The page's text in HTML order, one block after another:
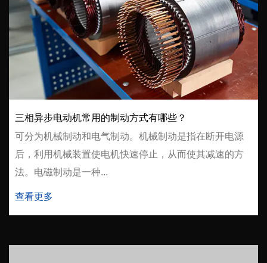
三相异步电动机常用的制动方式有哪些？
可分为机械制动和电气制动。机械制动是指在断开电源
后，利用机械装置使电机快速停止，从而使其减速的方
法。电磁制动是一种...
查看更多